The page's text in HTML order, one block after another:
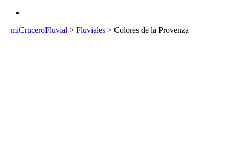
miCruceroFluvial >Fluviales >Colores de la Provenza